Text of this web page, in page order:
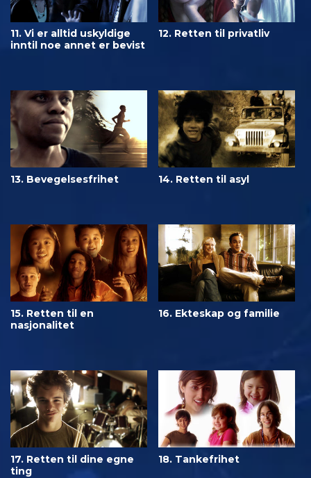
11. Vi er alltid uskyldige
inntil noe annet er bevist
12. Retten til privatliv
13. Bevegelsesfrihet 14. Retten til asyl
15. Retten til en
nasjonalitet
16. Ekteskap og familie
17. Retten til dine egne
ting
18. Tankefrihet